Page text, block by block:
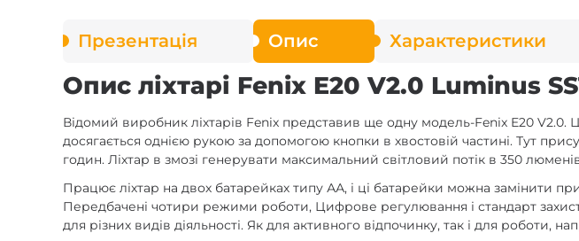
Презентація Опис Характеристики
Опис ліхтарі Fenix E20 V2.0 Luminus
Відомий виробник ліхтарів Fenix представив ще одну модель-Fenix E20
досягається однією рукою за допомогою кнопки в хвостовій частині. Тут
годин. Ліхтар в змозі генерувати максимальний світловий потік в 350
Працює ліхтар на двох батарейках типу АА, і ці батарейки можна замінити
Передбачені чотири режими роботи, Цифрове регулювання і стандарт
для різних видів діяльності. Як для активного відпочинку, так і для роботи,